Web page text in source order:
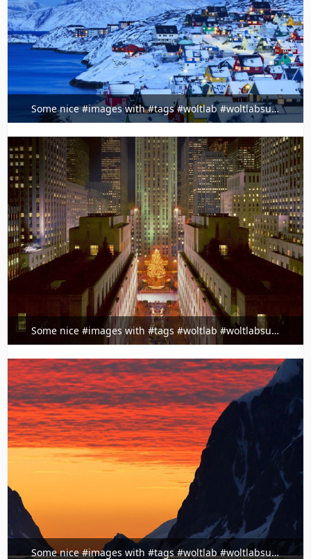
Some nice #images with #tags #woltlab #woltlabsuite
@ig.timeline.demo 3. Februar 2022 um 23:36
Some nice #images with #tags #woltlab #woltlabsuite
@ig.timeline.demo 3. Februar 2022 um 23:36
Some nice #images with #tags #woltlab #woltlabsuite